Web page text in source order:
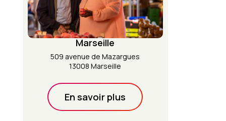
Marseille
509 avenue de Mazargues
13008 Marseille
En savoir plus